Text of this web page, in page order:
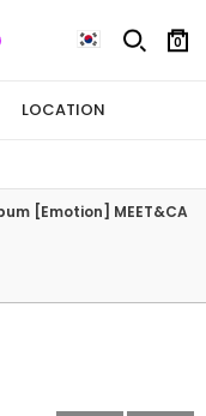
0
LOCATION
[Emotion] MEET&CA